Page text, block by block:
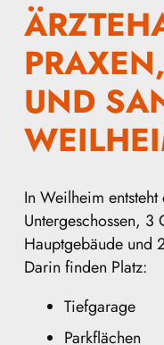
UND
In Weilheim
Untergeschossen, 3
Hauptgebäude und
Darin finden Platz:
Tiefgarage
Parkflächen